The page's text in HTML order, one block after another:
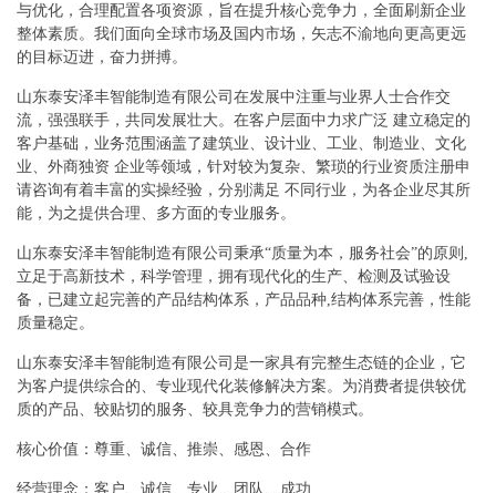
与优化，合理配置各项资源，旨在提升核心竞争力，全面刷新企业
整体素质。我们面向全球市场及国内市场，矢志不渝地向更高更远
的目标迈进，奋力拼搏。
山东泰安泽丰智能制造有限公司在发展中注重与业界人士合作交
流，强强联手，共同发展壮大。在客户层面中力求广泛 建立稳定的
客户基础，业务范围涵盖了建筑业、设计业、工业、制造业、文化
业、外商独资 企业等领域，针对较为复杂、繁琐的行业资质注册申
请咨询有着丰富的实操经验，分别满足 不同行业，为各企业尽其所
能，为之提供合理、多方面的专业服务。
山东泰安泽丰智能制造有限公司秉承“质量为本，服务社会”的原则,
立足于高新技术，科学管理，拥有现代化的生产、检测及试验设
备，已建立起完善的产品结构体系，产品品种,结构体系完善，性能
质量稳定。
山东泰安泽丰智能制造有限公司是一家具有完整生态链的企业，它
为客户提供综合的、专业现代化装修解决方案。为消费者提供较优
质的产品、较贴切的服务、较具竞争力的营销模式。
核心价值：尊重、诚信、推崇、感恩、合作
经营理念：客户、诚信、专业、团队、成功